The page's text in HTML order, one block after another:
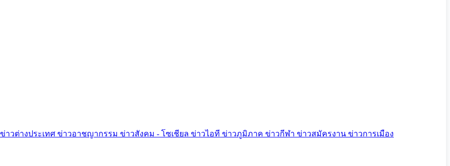
ข่าวต่างประเทศ ข่าวอาชญากรรม ข่าวสังคม - โซเชียล ข่าวไอที ข่าวภูมิภาค ข่าวกีฬา ข่าวสมัครงาน ข่าวการเมือง